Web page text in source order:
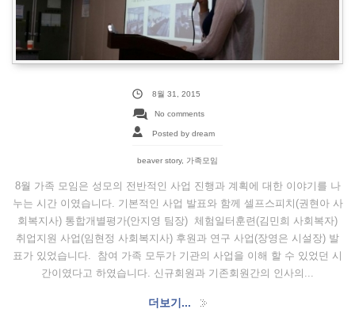
8월 31, 2015
No comments
Posted by dream
beaver story, 가족모임
8월 가족 모임은 성모의 전반적인 사업 진행과 계획에 대한 이야기를 나
누는 시간 이였습니다. 기본적인 사업 발표와 함께 셀프스피치(권현아 사
회복지사) 통합개별평가(안지영 팀장) 체험일터훈련(김민희 사회복자)
취업지원 사업(임현정 사회복지사) 후원과 연구 사업(장영은 시설장) 발
표가 있었습니다. 참여 가족 모두가 기관의 사업을 이해 할 수 있었던 시
간이였다고 하였습니다. 신규회원과 기존회원간의 인사의...
더보기...